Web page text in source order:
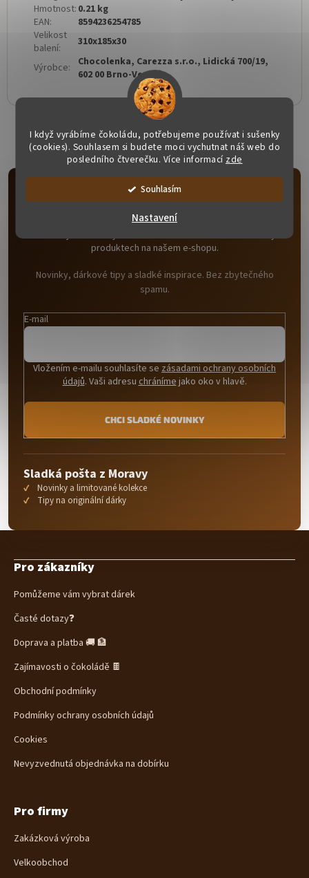
I když vyrábíme čokoládu, potřebujeme používat i sušenky
(cookies). Souhlasem si budete moci vychutnat náš web do
posledního čtverečku. Více informací zde
Souhlasím
Nastavení
Hmotnost: 0.21 kg
EAN:
8594236254785
Velikost
balení:
310x185x30
Výrobce:
Chocolenka, Carezza s.r.o., Lidická 700/19,
602 00 Brno-Veveří
Odebírat newsletter
Vložte svůj e-mail a my vám budeme zasílat informace o nových
produktech na našem e-shopu.
Novinky, dárkové tipy a sladké inspirace. Bez zbytečného
spamu.
E-mail
Vložením e-mailu souhlasíte se zásadami ochrany osobních
údajů. Vaši adresuchránímejako oko v hlavě.
CHCI SLADKÉ NOVINKY
Sladká pošta z Moravy
Novinky a limitované kolekce
Tipy na originální dárky
Pro zákazníky
Pomůžeme vám vybrat dárek
Časté dotazy❓
Doprava a platba 🚚 🏦
Zajímavosti o čokoládě 🍫
Obchodní podmínky
Podmínky ochrany osobních údajů
Cookies
Nevyzvednutá objednávka na dobírku
Pro firmy
Zakázková výroba
Velkoobchod